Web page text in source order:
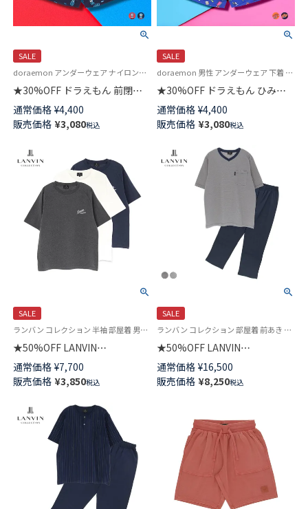
SALE
doraemon アンダーウェア ナイロンストレッチ素材 下着 パンツ キャラクター
★30%OFF ドラえもん 前閉じ
ボクサー パンツ メンズ
53605006
通常価格 ¥4,400
販売価格 ¥3,080税込
SALE
doraemon 男性 アンダーウェア 下着 ナイロンストレッチ素材 キャラクター
★30%OFF ドラえもん ひみつ
道具 前閉じ ボクサー パンツ メ
ンズ 53605005
通常価格 ¥4,400
販売価格 ¥3,080税込
SALE
ランバン コレクション 半袖 部屋着 男性 紳士 プレゼント ラウンジウェア
★50%OFF LANVIN
COLLECTION 半袖 Tシャツ【M
Lサイズ】天竺杢無地 シーズンロ
ゴ 綿100% メンズ パジャマ
通常価格 ¥7,700
販売価格 ¥3,850税込
SALE
ランバン コレクション 部屋着 前あき 男性 紳士 ラウンジウェア
★50%OFF LANVIN
COLLECTION 夏用パジャマ 上
下セット【M Lサイズ】先染め 天
竺杢ボーダー 天竺無地 綿100%
通常価格 ¥16,500
販売価格 ¥8,250税込